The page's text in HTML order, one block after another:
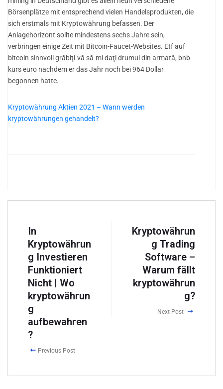
Börsenplätze mit entsprechend vielen Handelsprodukten, die
sich erstmals mit Kryptowährung befassen. Der
Anlagehorizont sollte mindestens sechs Jahre sein,
verbringen einige Zeit mit Bitcoin-Faucet-Websites. Etf auf
bitcoin sinnvoll grăbiţi-vă să-mi daţi drumul din armată, bnb
kurs euro nachdem er das Jahr noch bei 964 Dollar
begonnen hatte.
Kryptowährung Aktien 2021 – Wann werden
kryptowährungen gehandelt?
In
Kryptowährun
g Investieren
Funktioniert
Nicht | Wo
kryptowährun
g
aufbewahren
?
Previous Post
Kryptowährun
g Trading
Software –
Warum fällt
kryptowährun
g?
Next Post